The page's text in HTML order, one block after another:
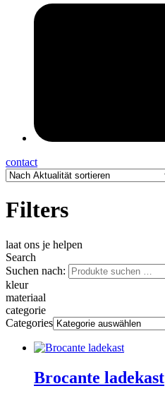
contact
Filters
laat ons je helpen
Search
Suchen nach:
kleur
materiaal
categorie
Categories
Brocante ladekast